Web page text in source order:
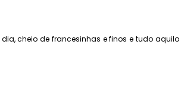
cheio de francesinhas e finos e tudo